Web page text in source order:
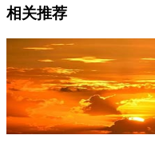
相关推荐